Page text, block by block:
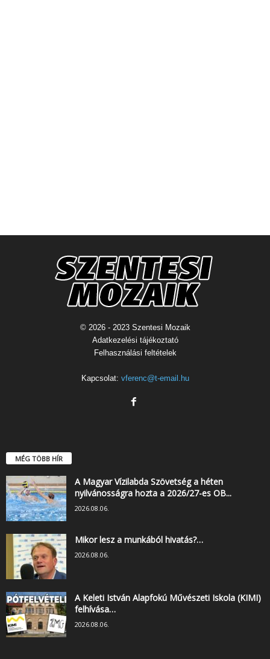
© 2026 - 2023 Szentesi Mozaik
Adatkezelési tájékoztató
Felhasználási feltételek
Kapcsolat: vferenc@t-email.hu
MÉG TÖBB HÍR
A Magyar Vízilabda Szövetség a héten
nyilvánosságra hozta a 2026/27-es OB...
2026.08.06.
Mikor lesz a munkából hivatás?…
2026.08.06.
A Keleti István Alapfokú Művészeti Iskola (KIMI)
felhívása…
2026.08.06.